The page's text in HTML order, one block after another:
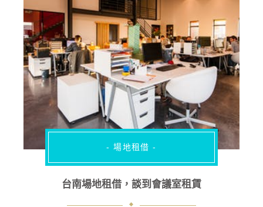
- 場地租借 -
台南場地租借，談到會議室租賃